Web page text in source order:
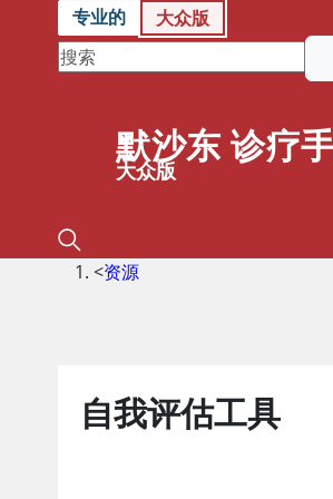
专业的 大众版
默沙东 诊疗
大众版
<资源
自我评估工具